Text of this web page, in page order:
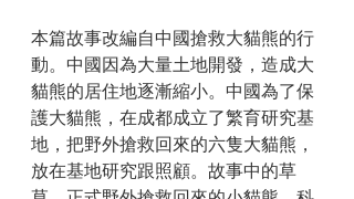
本篇故事改編自中國搶救大貓熊的行
動。中國因為大量土地開發，造成大
貓熊的居住地逐漸縮小。中國為了保
護大貓熊，在成都成立了繁育研究基
地，把野外搶救回來的六隻大貓熊，
放在基地研究跟照顧。故事中的草